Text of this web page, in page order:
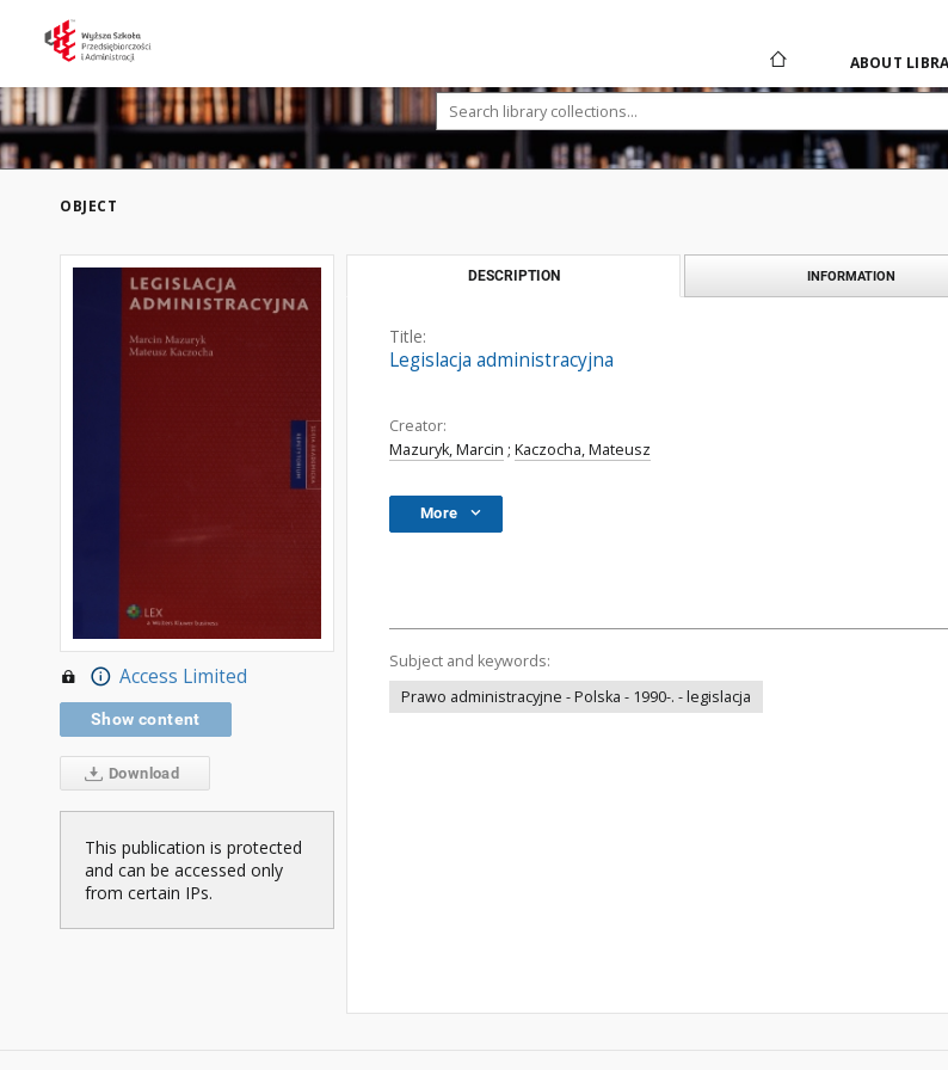
ABOUT
OBJECT
Access Limited
Show content
Download
This publication is protected
and can be accessed only
from certain IPs.
DESCRIPTION INFORMATION
Title:
Legislacja administracyjna
Creator:
Mazuryk, Marcin ; Kaczocha, Mateusz
More
Subject and keywords:
Prawo administracyjne - Polska - 1990-. - legislacja